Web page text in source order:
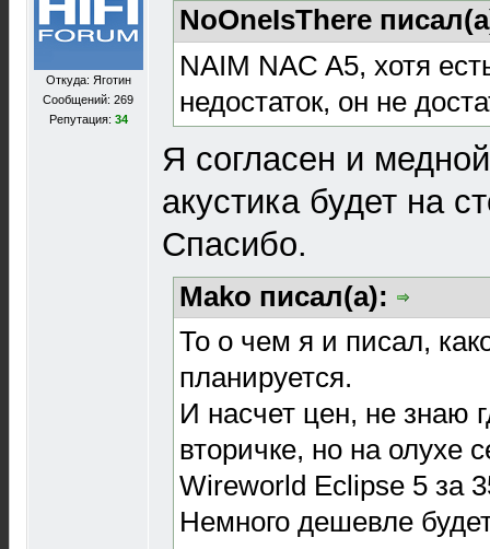
Откуда: Яготин
Сообщений: 269
Репутация: 34
NoOneIsThere
NAIM NAC A5, хотя
недостаток, он не
Я согласен и
акустика будет на
Спасибо.
Mako писал(а):
То о чем я и писал,
планируется.
И насчет цен, не знаю
вторичке, но на олухе
Wireworld Eclipse 5 за
Немного дешевле